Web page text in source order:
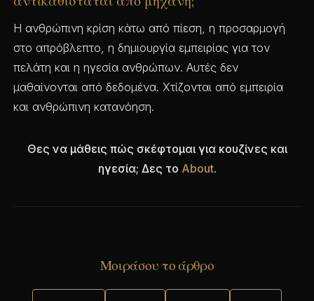
Η ανθρώπινη κρίση κάτω από πίεση, η προσαρμογή
στο απρόβλεπτο, η δημιουργία εμπειρίας για τον
πελάτη και η ηγεσία ανθρώπων. Αυτές δεν
μαθαίνονται από δεδομένα. Χτίζονται από εμπειρία
και ανθρώπινη κατανόηση.
Θες να μάθεις πώς σκέφτομαι για κουζίνες και
ηγεσία; Δες το About.
Μοιράσου το άρθρο